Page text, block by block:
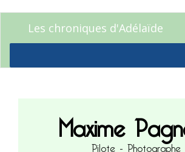
Les chroniques d'Adélaïde
Maxime
Pilote - Photographe